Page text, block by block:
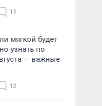
11
мягкой будет
узнать по
— важные
12